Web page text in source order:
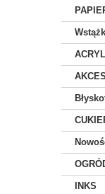
INKS